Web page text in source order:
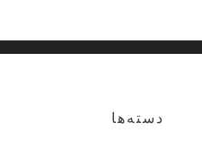
دسته‌ها